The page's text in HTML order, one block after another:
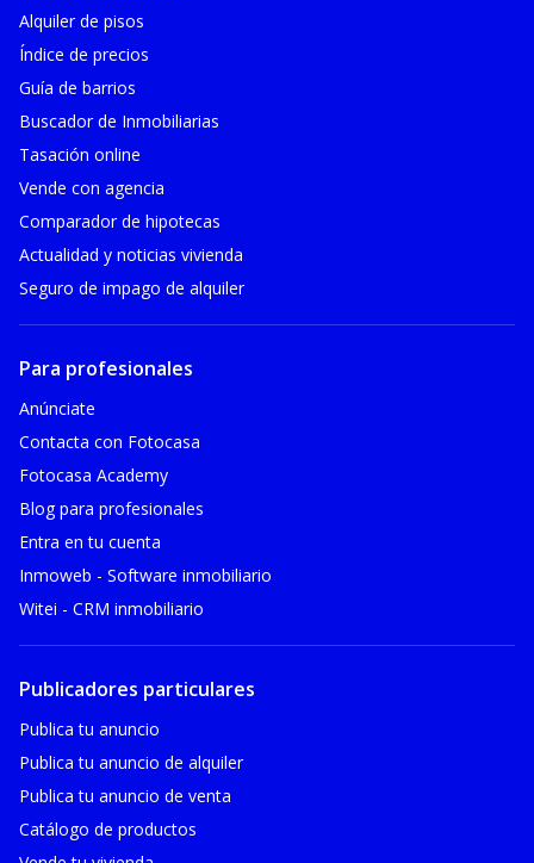
Alquiler de pisos
Índice de precios
Guía de barrios
Buscador de Inmobiliarias
Tasación online
Vende con agencia
Comparador de hipotecas
Actualidad y noticias vivienda
Seguro de impago de alquiler
Para profesionales
Anúnciate
Contacta con Fotocasa
Fotocasa Academy
Blog para profesionales
Entra en tu cuenta
Inmoweb - Software inmobiliario
Witei - CRM inmobiliario
Publicadores particulares
Publica tu anuncio
Publica tu anuncio de alquiler
Publica tu anuncio de venta
Catálogo de productos